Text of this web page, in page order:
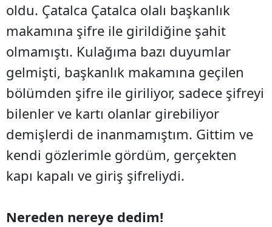
oldu. Çatalca Çatalca olalı başkanlık
makamına şifre ile girildiğine şahit
olmamıştı. Kulağıma bazı duyumlar
gelmişti, başkanlık makamına geçilen
bölümden şifre ile giriliyor, sadece şifreyi
bilenler ve kartı olanlar girebiliyor
demişlerdi de inanmamıştım. Gittim ve
kendi gözlerimle gördüm, gerçekten
kapı kapalı ve giriş şifreliydi.
Nereden nereye dedim!